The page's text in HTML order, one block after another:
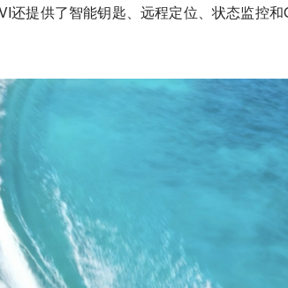
提供了智能钥匙、远程定位、状态监控和